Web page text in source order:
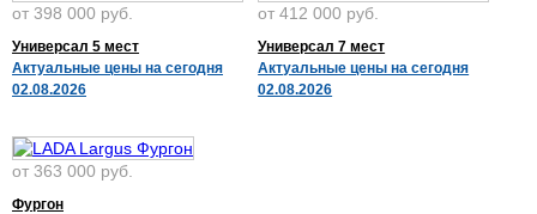
от 398 000 руб.
Универсал 5 мест
Актуальные цены на сегодня
02.08.2026
от 412 000 руб.
Универсал 7 мест
Актуальные цены на сегодня
02.08.2026
от 363 000 руб.
Фургон